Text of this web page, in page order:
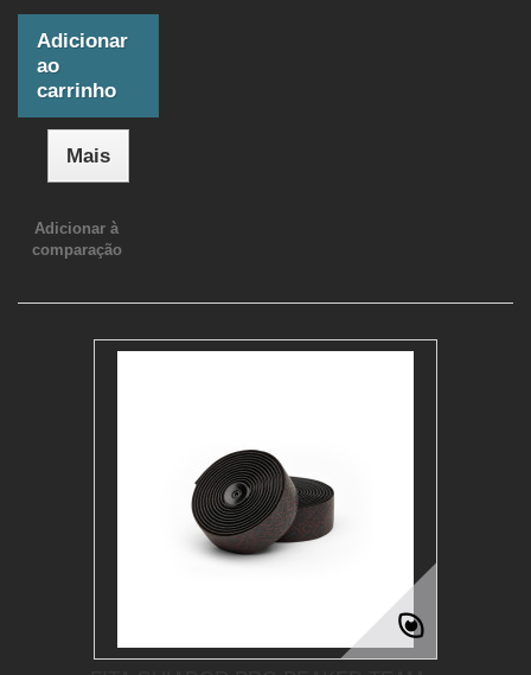
Adicionar
ao
carrinho
Mais
Adicionar à
comparação